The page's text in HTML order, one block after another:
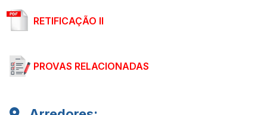
RETIFICAÇÃO II
PROVAS RELACIONADAS